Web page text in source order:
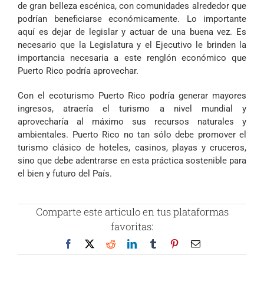
de gran belleza escénica, con comunidades alrededor que
podrían beneficiarse económicamente. Lo importante
aquí es dejar de legislar y actuar de una buena vez. Es
necesario que la Legislatura y el Ejecutivo le brinden la
importancia necesaria a este renglón económico que
Puerto Rico podría aprovechar.
Con el ecoturismo Puerto Rico podría generar mayores
ingresos, atraería el turismo a nivel mundial y
aprovecharía al máximo sus recursos naturales y
ambientales. Puerto Rico no tan sólo debe promover el
turismo clásico de hoteles, casinos, playas y cruceros,
sino que debe adentrarse en esta práctica sostenible para
el bien y futuro del País.
Comparte este artículo en tus plataformas
favoritas:
Facebook RedditLinkedInTumblr PinterestCorreo
electrónico